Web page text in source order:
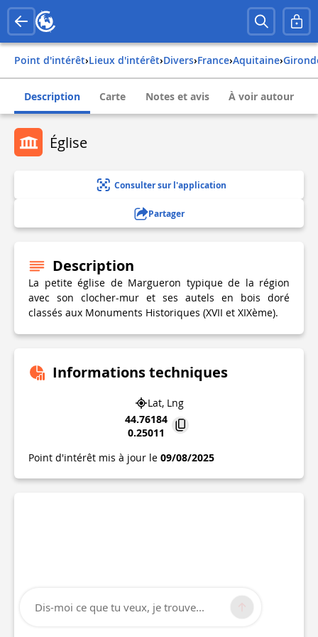
Point d'intérêt› Lieux d'intérêt› Divers› france› aquitaine›
Description Carte Notes et avis À voir autour
Église
Consulter sur l'application
Partager
Description
La petite église de Margueron typique de la région
avec son clocher-mur et ses autels en bois doré
classés aux Monuments Historiques (XVII et XIXème).
Informations techniques
Lat, Lng
44.76184
0.25011
Point d'intérêt mis à jour le 09/08/2025
Dis-moi ce que tu veux, je trouve...